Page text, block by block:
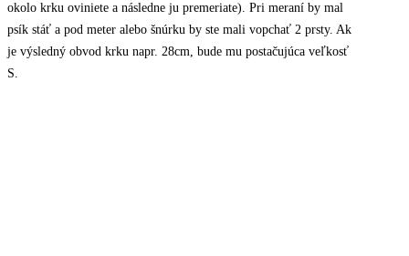
okolo krku oviniete a následne ju premeriate). Pri meraní by mal
psík stáť a pod meter alebo šnúrku by ste mali vopchať 2 prsty. Ak
je výsledný obvod krku napr. 28cm, bude mu postačujúca veľkosť
S.